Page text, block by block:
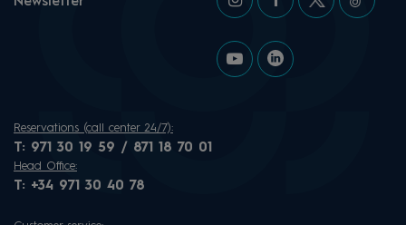
Reservations (call center 24/7):
T: 971 30 19 59 / 871 18 70 01
Head Office:
T: +34 971 30 40 78